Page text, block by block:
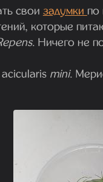
свои задумки по
которые
. Ничего не
acicularis mini.